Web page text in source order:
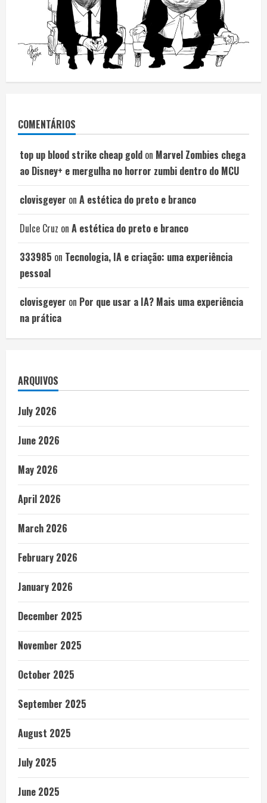
COMENTÁRIOS
top up blood strike cheap gold on Marvel Zombies chega
ao Disney+ e mergulha no horror zumbi dentro do MCU
clovisgeyer on A estética do preto e branco
Dulce Cruz on A estética do preto e branco
333985 on Tecnologia, IA e criação: uma experiência
pessoal
clovisgeyer on Por que usar a IA? Mais uma experiência
na prática
ARQUIVOS
July 2026
June 2026
May 2026
April 2026
March 2026
February 2026
January 2026
December 2025
November 2025
October 2025
September 2025
August 2025
July 2025
June 2025